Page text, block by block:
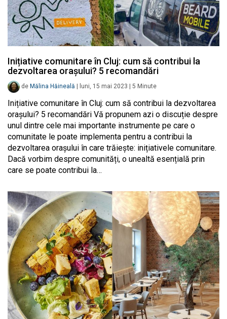
Inițiative comunitare în Cluj: cum să contribui la
dezvoltarea orașului? 5 recomandări
de Mălina Hăineală luni, 15 mai 2023 5 Minute
Inițiative comunitare în Cluj: cum să contribui la dezvoltarea
orașului? 5 recomandări Vă propunem azi o discuție despre
unul dintre cele mai importante instrumente pe care o
comunitate le poate implementa pentru a contribui la
dezvoltarea orașului în care trăiește: inițiativele comunitare.
Dacă vorbim despre comunități, o unealtă esențială prin
care se poate contribui la…